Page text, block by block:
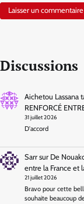
Discussions
Aichetou Lassana
RENFORCÉ
31 juillet 2026
D'accord
Sarrsur De
entre la France et
21 juillet 2026
Bravo pour cette
souhaite beaucoup